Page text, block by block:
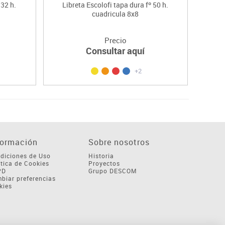
h.
Libreta Escolofi tapa dura fº 50 h.
cuadricula 8x8
Precio
Consultar aquí
+2
de Uso
de Cookies
preferencias
Sobre nosotros
Historia
Proyectos
Grupo DESCOM